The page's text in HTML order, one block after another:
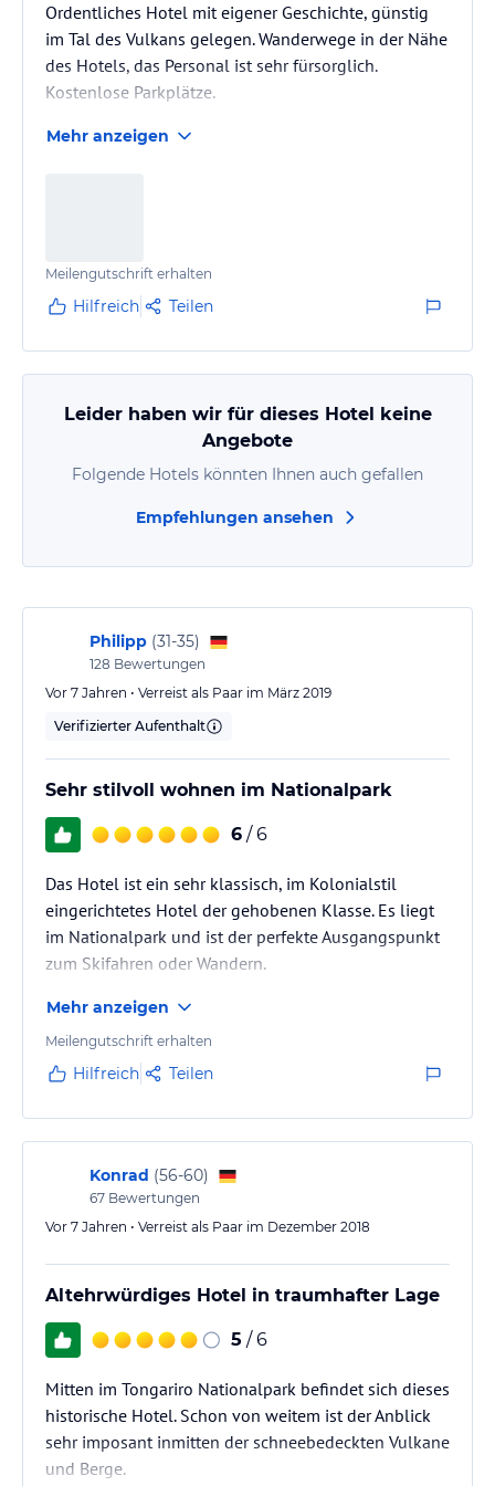
Ordentliches Hotel mit eigener Geschichte, günstig
im Tal des Vulkans gelegen. Wanderwege in der Nähe
des Hotels, das Personal ist sehr fürsorglich.
Kostenlose Parkplätze.
Mehr anzeigen
Meilengutschrift erhalten
Hilfreich Teilen
Leider haben wir für dieses Hotel keine
Angebote
Folgende Hotels könnten Ihnen auch gefallen
Empfehlungen ansehen
Philipp (31-35)
128 Bewertungen
Vor 7 Jahren • Verreist als Paar im März 2019
Verifizierter Aufenthalt
Sehr stilvoll wohnen im Nationalpark
6 / 6
Das Hotel ist ein sehr klassisch, im Kolonialstil
eingerichtetes Hotel der gehobenen Klasse. Es liegt
im Nationalpark und ist der perfekte Ausgangspunkt
zum Skifahren oder Wandern.
Mehr anzeigen
Meilengutschrift erhalten
Hilfreich Teilen
Konrad (56-60)
67 Bewertungen
Vor 7 Jahren • Verreist als Paar im Dezember 2018
Altehrwürdiges Hotel in traumhafter Lage
5 / 6
Mitten im Tongariro Nationalpark befindet sich dieses
historische Hotel. Schon von weitem ist der Anblick
sehr imposant inmitten der schneebedeckten Vulkane
und Berge.